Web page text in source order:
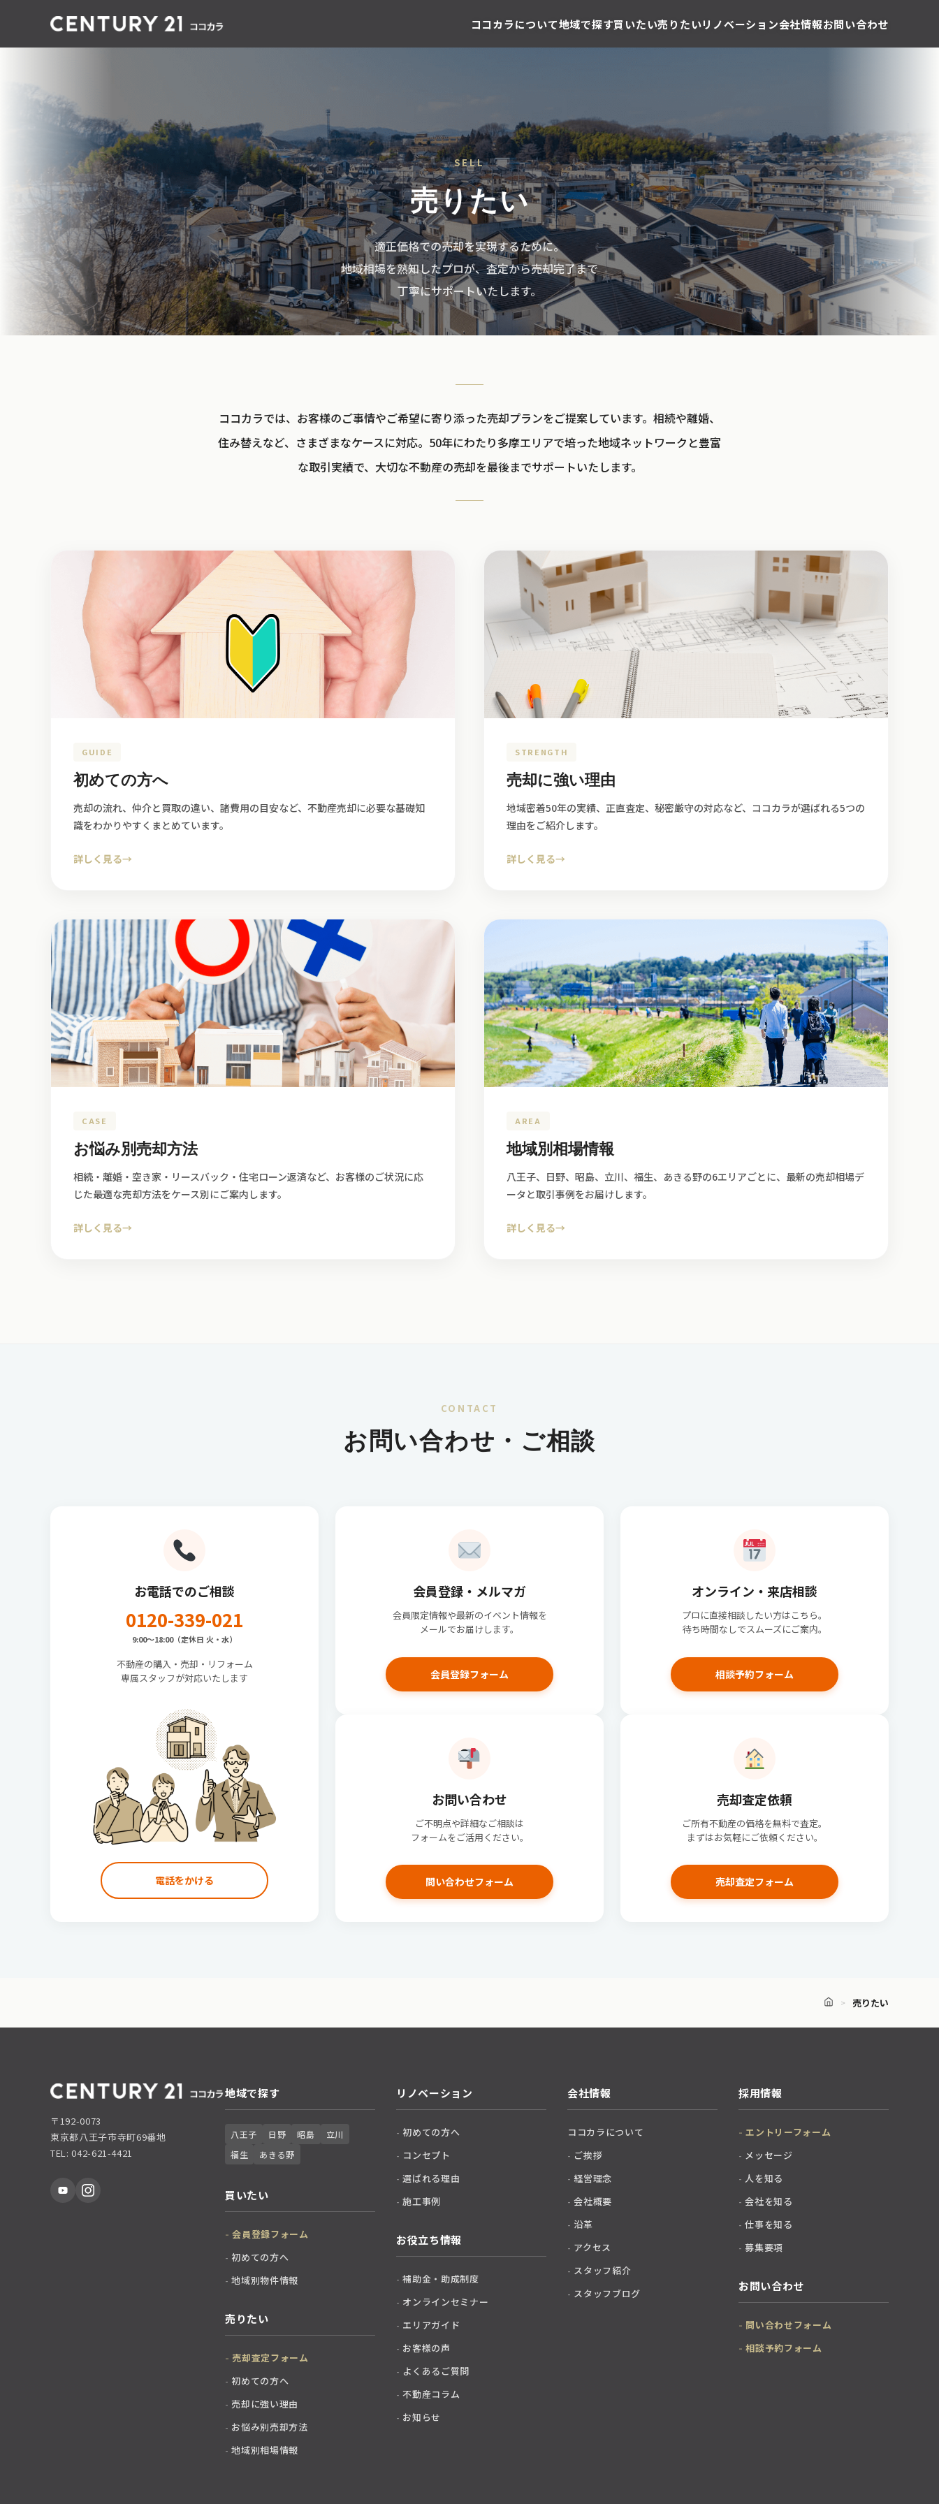
ココカラについて地域で探す買いたい売りたいリノベーション会社情報お問い合わせ
SELL
売りたい
適正価格での売却を実現するために。
地域相場を熟知したプロが、査定から売却完了まで
丁寧にサポートいたします。
ココカラでは、お客様のご事情やご希望に寄り添った売却プランをご提案しています。相続や離婚、
住み替えなど、さまざまなケースに対応。50年にわたり多摩エリアで培った地域ネットワークと豊富
な取引実績で、大切な不動産の売却を最後までサポートいたします。
GUIDE
初めての方へ
売却の流れ、仲介と買取の違い、諸費用の目安など、不動産売却に必要な基礎知
識をわかりやすくまとめています。
詳しく見る→
STRENGTH
売却に強い理由
地域密着50年の実績、正直査定、秘密厳守の対応など、ココカラが選ばれる5つの
理由をご紹介します。
詳しく見る→
CASE
お悩み別売却方法
相続・離婚・空き家・リースバック・住宅ローン返済など、お客様のご状況に応
じた最適な売却方法をケース別にご案内します。
詳しく見る→
AREA
地域別相場情報
八王子、日野、昭島、立川、福生、あきる野の6エリアごとに、最新の売却相場デ
ータと取引事例をお届けします。
詳しく見る→
CONTACT
お問い合わせ・ご相談
お電話でのご相談
0120-339-021
9:00〜18:00（定休日 火・水）
不動産の購入・売却・リフォーム
専属スタッフが対応いたします
電話をかける
会員登録・メルマガ
会員限定情報や最新のイベント情報を
メールでお届けします。
会員登録フォーム
お問い合わせ
ご不明点や詳細なご相談は
フォームをご活用ください。
問い合わせフォーム
オンライン・来店相談
プロに直接相談したい方はこちら。
待ち時間なしでスムーズにご案内。
相談予約フォーム
売却査定依頼
ご所有不動産の価格を無料で査定。
まずはお気軽にご依頼ください。
売却査定フォーム
売りたい
〒192-0073
東京都八王子市寺町69番地
TEL: 042-621-4421
地域で探す
八王子 日野 昭島
立川
福生
あきる野
買いたい
会員登録フォーム
初めての方へ
地域別物件情報
売りたい
売却査定フォーム
初めての方へ
売却に強い理由
お悩み別売却方法
地域別相場情報
リノベーション
初めての方へ
コンセプト
選ばれる理由
施工事例
お役立ち情報
補助金・助成制度
オンラインセミナー
エリアガイド
お客様の声
よくあるご質問
不動産コラム
お知らせ
会社情報
ココカラについて
ご挨拶
経営理念
会社概要
沿革
アクセス
スタッフ紹介
スタッフブログ
採用情報
エントリーフォーム
メッセージ
人を知る
会社を知る
仕事を知る
募集要項
お問い合わせ
問い合わせフォーム
相談予約フォーム